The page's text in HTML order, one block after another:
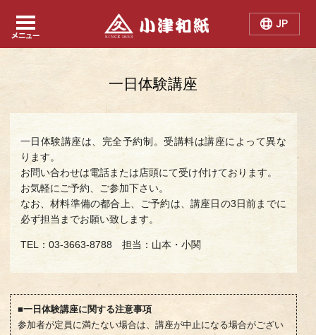
Japanese
English
Chinese
一日体験講座
一日体験講座は、完全予約制。受講料は講座によって異な
ります。
お問い合わせは電話または店頭にて受け付けております。
お気軽にご予約、ご参加下さい。
なお、材料準備の都合上、ご予約は、講座日の3日前までに
必ず担当までお願い致します。
TEL：03-3663-8788 担当：山本・小関
■一日体験講座に関する注意事項
参加者が定員に満たない場合は、講座が中止になる場合がござい